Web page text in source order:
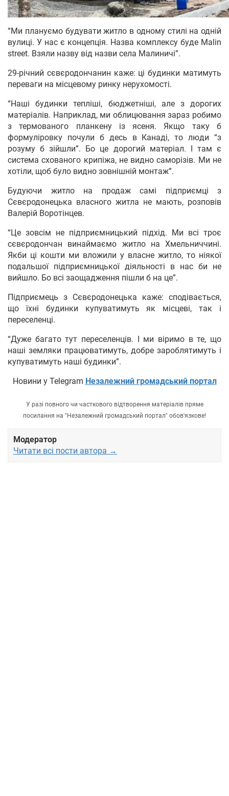
“Ми плануємо будувати житло в одному стилі на одній
вулиці. У нас є концепція. Назва комплексу буде Malin
street. Взяли назву від назви села Малиничі”.
29-річний сєвєродончанин каже: ці будинки матимуть
переваги на місцевому ринку нерухомості.
“Наші будинки тепліші, бюджетніші, але з дорогих
матеріалів. Наприклад, ми облицювання зараз робимо
з термованого планкену із ясеня. Якщо таку б
формуліровку почули б десь в Канаді, то люди “з
розуму б зійшли”. Бо це дорогий матеріал. І там є
система схованого крипіжа, не видно саморізів. Ми не
хотіли, щоб було видно зовнішній монтаж”.
Будуючи житло на продаж самі підприємці з
Сєвєродонецька власного житла не мають, розповів
Валерій Воротінцев.
“Це зовсім не підприємницький підхід. Ми всі троє
сєвєродончан винаймаємо житло на Хмельниччині.
Якби ці кошти ми вложили у власне житло, то ніякої
подальшої підприємницької діяльності в нас би не
вийшло. Бо всі заощадження пішли б на це”.
Підприємець з Сєвєродонецька каже: сподівається,
що їхні будинки купуватимуть як місцеві, так і
переселенці.
“Дуже багато тут переселенців. І ми віримо в те, що
наші земляки працюватимуть, добре зароблятимуть і
купуватимуть наші будинки”.
Новини у Telegram Незалежний громадський портал
У разі повного чи часткового відтворення матеріалів пряме
посилання на "Незалежний громадський портал" обов'язкове!
Модератор
Читати всі пости автора →